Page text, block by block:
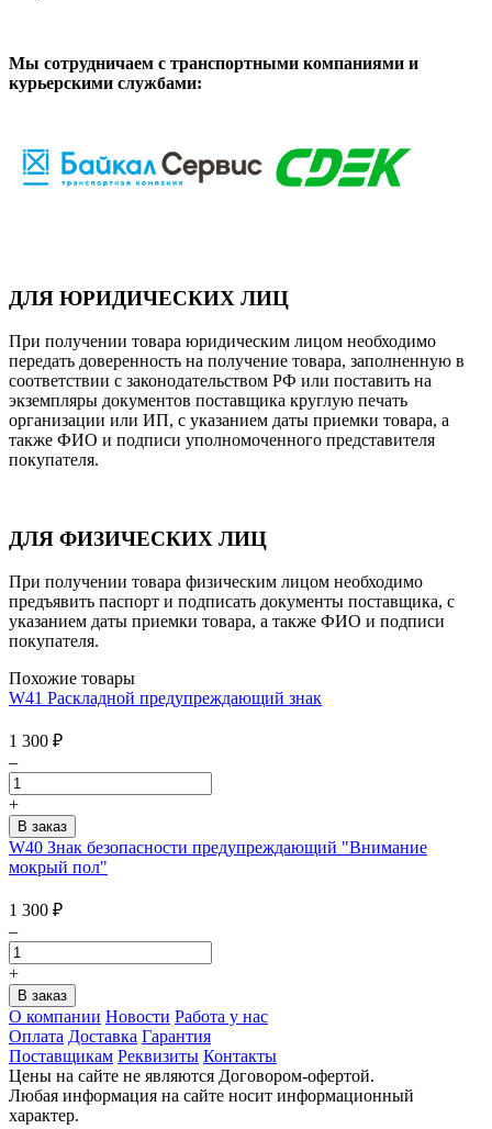
Мы сотрудничаем с транспортными компаниями и
курьерскими службами:
ДЛЯ ЮРИДИЧЕСКИХ ЛИЦ
При получении товара юридическим лицом необходимо
передать доверенность на получение товара, заполненную в
соответствии с законодательством РФ или поставить на
экземпляры документов поставщика круглую печать
организации или ИП, с указанием даты приемки товара, а
также ФИО и подписи уполномоченного представителя
покупателя.
ДЛЯ ФИЗИЧЕСКИХ ЛИЦ
При получении товара физическим лицом необходимо
предъявить паспорт и подписать документы поставщика, с
указанием даты приемки товара, а также ФИО и подписи
покупателя.
Похожие товары
W41 Раскладной предупреждающий знак
1 300 ₽
–
+
W40 Знак безопасности предупреждающий "Внимание
мокрый пол"
1 300 ₽
–
+
О компании Новости Работа у нас
Оплата Доставка Гарантия
Поставщикам Реквизиты Контакты
Цены на сайте не являются Договором-офертой.
Любая информация на сайте носит информационный
характер.